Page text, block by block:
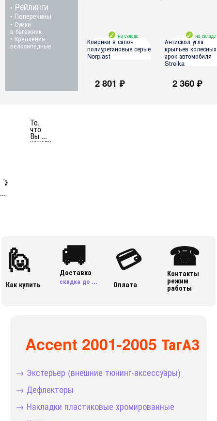
• Рейлинги
• Поперечины
• Сумки
в багажник
• Крепления
велосипедные
на складе
Коврики в салон
полиуретановые серые
Norplast
(ТагАЗ)2 801 ₽
на складе
Антискол угла
крыльев колесных
арок автомобиля
Strelka
все модели2 360 ₽
То,
что
Вы ...
искали
...
🙋
Как купить
🚚
Доставка
скидка до ...
💳
Оплата
☎
Контакты
режим
работы
Accent 2001-2005 ТагАЗ
→ Экстерьер (внешние тюнинг-аксессуары)
→ Дефлекторы
→ Накладки пластиковые хромированные